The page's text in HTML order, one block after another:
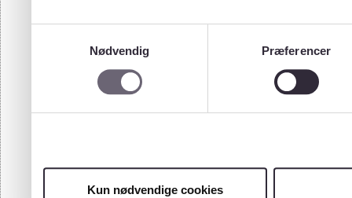
Nødvendig
Præferencer
Kun nødvendige cookies